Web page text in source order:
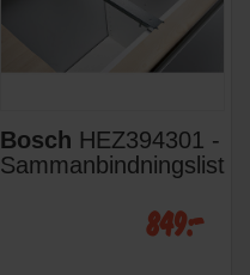
Bosch HEZ394301 -
Sammanbindningslist
849:-